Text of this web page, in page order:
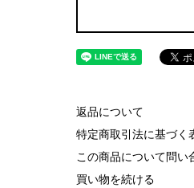
返品について
特定商取引法に基づく
この商品について問い
買い物を続ける